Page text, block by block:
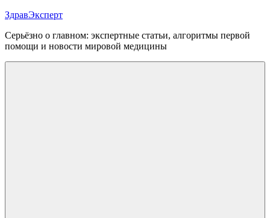
Перейти
содержимому
ЗдравЭксперт
Серьёзно о главном: экспертные статьи, алгоритмы первой
помощи и новости мировой медицины